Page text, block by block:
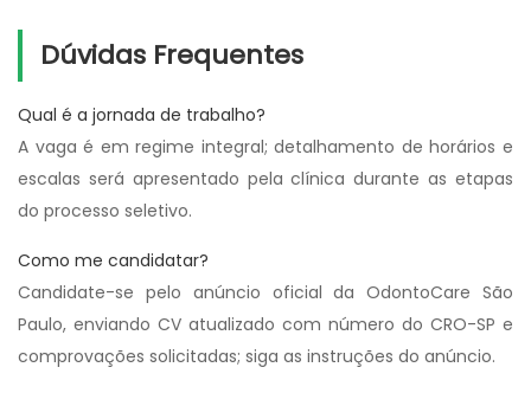
Dúvidas Frequentes
Qual é a jornada de trabalho?
A vaga é em regime integral; detalhamento de horários e
escalas será apresentado pela clínica durante as etapas
do processo seletivo.
Como me candidatar?
Candidate-se pelo anúncio oficial da OdontoCare São
Paulo, enviando CV atualizado com número do CRO-SP e
comprovações solicitadas; siga as instruções do anúncio.